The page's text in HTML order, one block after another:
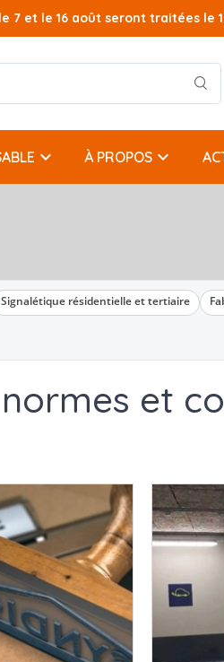
7 et le 16 août seront traitées le
keyboard_arrow_down À PROPOS keyboard_arrow_down
Signalétique résidentielle et tertiaire
et